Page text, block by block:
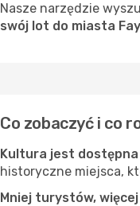
Nasze narzędzie
swój lot do miasta
Co zobaczyć i co
Kultura jest dostępna
historyczne miejsca,
Mniej turystów,